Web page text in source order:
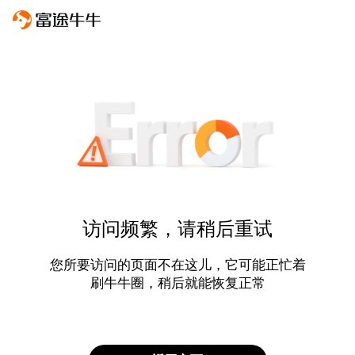
访问频繁，请稍后重试
您所要访问的页面不在这儿，它可能正忙着
刷牛牛圈，稍后就能恢复正常